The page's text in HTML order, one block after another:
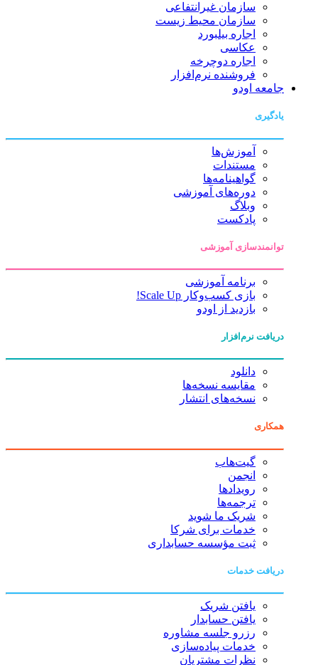
سازمان غیرانتفاعی
سازمان محیط زیست
اجاره بیلبورد
عکاسی
اجاره دوچرخه
فروشنده نرم‌افزار
جامعه اودو
یادگیری
آموزش‌ها
مستندات
گواهینامه‌ها
دوره‌های آموزشی
وبلاگ
پادکست
توانمندسازی آموزشی
برنامه آموزشی
بازی کسب‌وکار Scale Up!
بازدید از اودو
دریافت نرم‌افزار
دانلود
مقایسه نسخه‌ها
نسخه‌های انتشار
همکاری
گیت‌هاب
انجمن
رویدادها
ترجمه‌ها
شریک ما شوید
خدمات برای شرکا
ثبت مؤسسه حسابداری
دریافت خدمات
یافتن شریک
یافتن حسابدار
رزرو جلسه مشاوره
خدمات پیاده‌سازی
نظرات مشتریان